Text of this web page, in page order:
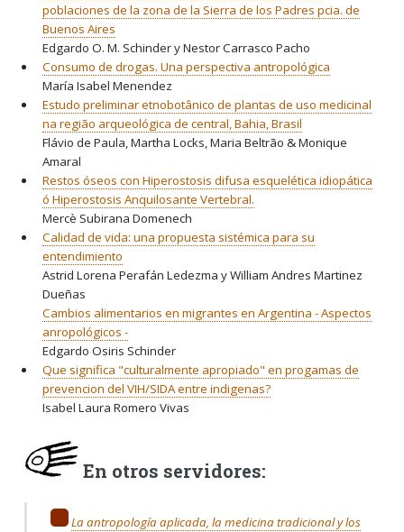
poblaciones de la zona de la Sierra de los Padres pcia. de
Buenos Aires
Edgardo O. M. Schinder y Nestor Carrasco Pacho
Consumo de drogas. Una perspectiva antropológica
María Isabel Menendez
Estudo preliminar etnobotânico de plantas de uso medicinal
na região arqueológica de central, Bahia, Brasil
Flávio de Paula, Martha Locks, Maria Beltrão & Monique
Amaral
Restos óseos con Hiperostosis difusa esquelética idiopática
ó Hiperostosis Anquilosante Vertebral.
Mercè Subirana Domenech
Calidad de vida: una propuesta sistémica para su
entendimiento
Astrid Lorena Perafán Ledezma y William Andres Martinez
Dueñas
Cambios alimentarios en migrantes en Argentina - Aspectos
anropológicos -
Edgardo Osiris Schinder
Que significa "culturalmente apropiado" en progamas de
prevencion del VIH/SIDA entre indigenas?
Isabel Laura Romero Vivas
En otros servidores:
La antropología aplicada, la medicina tradicional y los